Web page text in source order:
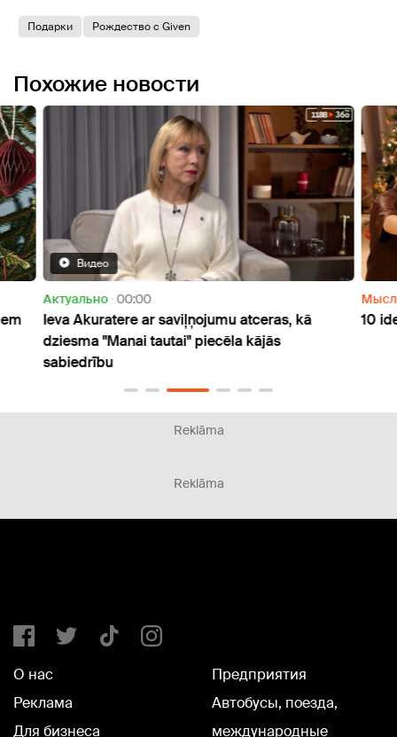
Подарки Рождество с Given
Похожие новости
Видео
Актуально 00:00
Ieva Akuratere ar saviļņojumu atceras, kā
dziesma "Manai tautai" piecēla kājās
sabiedrību
10
Reklāma
Reklāma
О нас
Реклама
Для бизнеса
Предприятия
Автобусы, поезда,
международные